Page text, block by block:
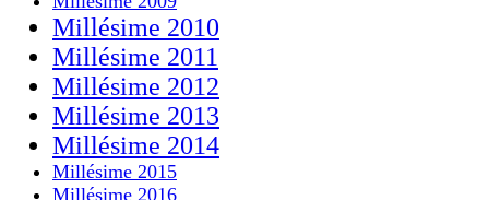
Millésime 2010
Millésime 2011
Millésime 2012
Millésime 2013
Millésime 2014
Millésime 2015
Millésime 2016